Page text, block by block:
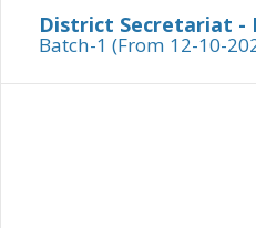
District Secretariat -
Batch-1 (From 12-10-